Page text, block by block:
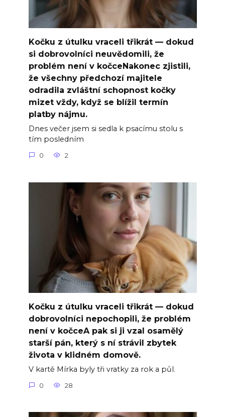
Kočku z útulku vraceli třikrát — dokud
si dobrovolníci neuvědomili, že
problém není v kočceNakonec zjistili,
že všechny předchozí majitele
odradila zvláštní schopnost kočky
mizet vždy, když se blížil termín
platby nájmu.
Dnes večer jsem si sedla k psacímu stolu s
tím posledním
0 2
Kočku z útulku vraceli třikrát — dokud
dobrovolníci nepochopili, že problém
není v kočceA pak si ji vzal osamělý
starší pán, který s ní strávil zbytek
života v klidném domově.
V kartě Mírka byly tři vratky za rok a půl.
0 28